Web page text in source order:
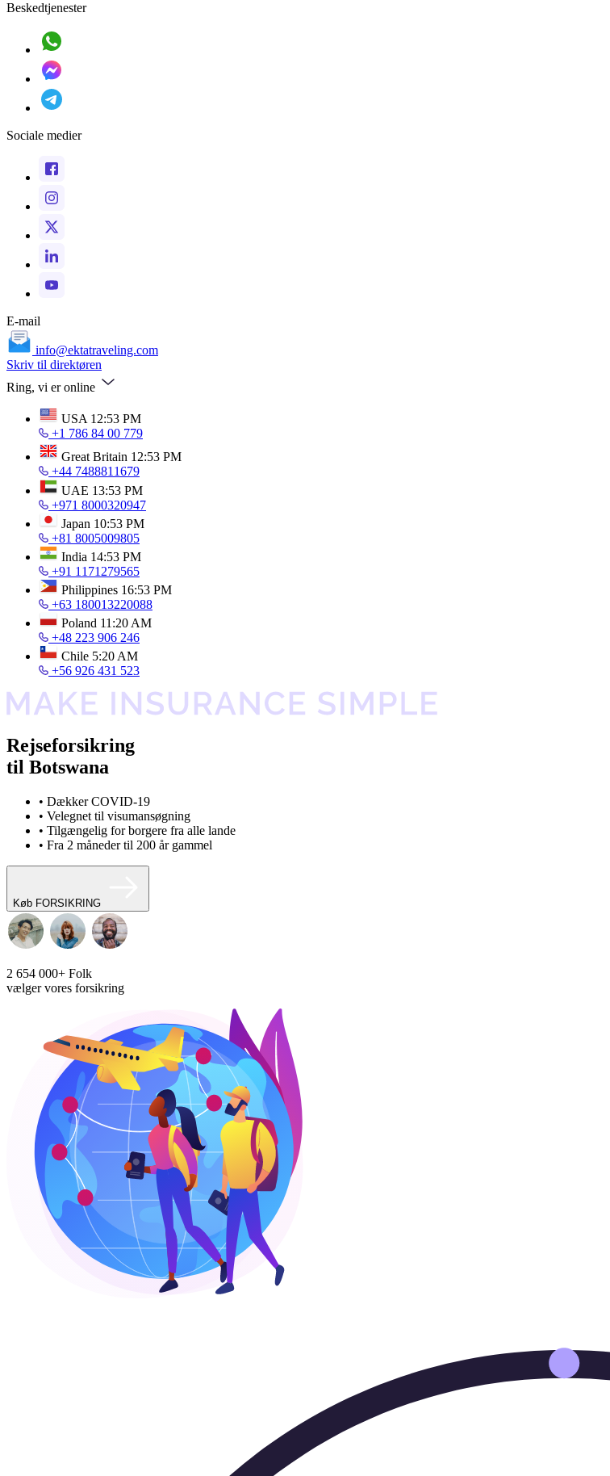
Beskedtjenester
Sociale medier
E-mail
info@ektatraveling.com
Skriv til direktøren
Ring, vi er online
USA 12:53 PM
+1 786 84 00 779
Great Britain 12:53 PM
+44 7488811679
UAE 13:53 PM
+971 8000320947
Japan 10:53 PM
+81 8005009805
India 14:53 PM
+91 1171279565
Philippines 16:53 PM
+63 180013220088
Poland 11:20 AM
+48 223 906 246
Chile 5:20 AM
+56 926 431 523
Rejseforsikring
til Botswana
• Dækker COVID-19
• Velegnet til visumansøgning
• Tilgængelig for borgere fra alle lande
• Fra 2 måneder til 200 år gammel
Køb FORSIKRING
2 654 000+ Folk
vælger vores forsikring